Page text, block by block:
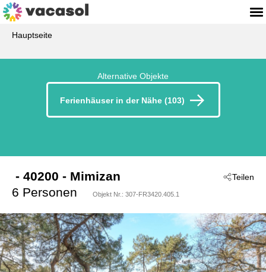
Hauptseite
Alternative Objekte
Ferienhäuser in der Nähe (103)
Teilen
- 40200 - Mimizan
6 Personen
Objekt Nr.: 307-FR3420.405.1